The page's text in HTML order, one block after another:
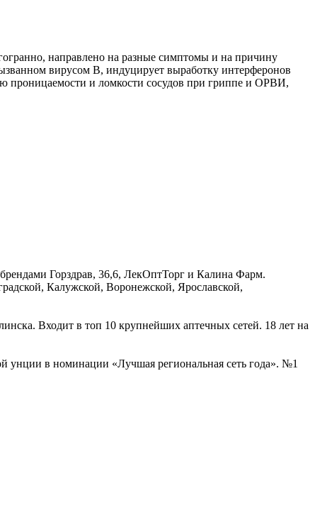
направлено на разные симптомы и на причину
вирусом В, индуцирует выработку интерферонов
и ломкости сосудов при гриппе и ОРВИ,
Горздрав, 36,6, ЛекОптТорг и Калина Фарм.
Калужской, Воронежской, Ярославской,
Входит в топ 10 крупнейших аптечных сетей. 18 лет на
унции в номинации «Лучшая региональная сеть года». №1